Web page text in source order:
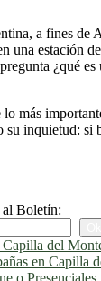
a fines
estación
¿qué
más
inquietud:
al Boletín: